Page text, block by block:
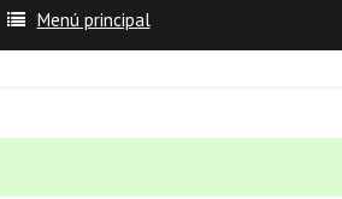
Menú principal